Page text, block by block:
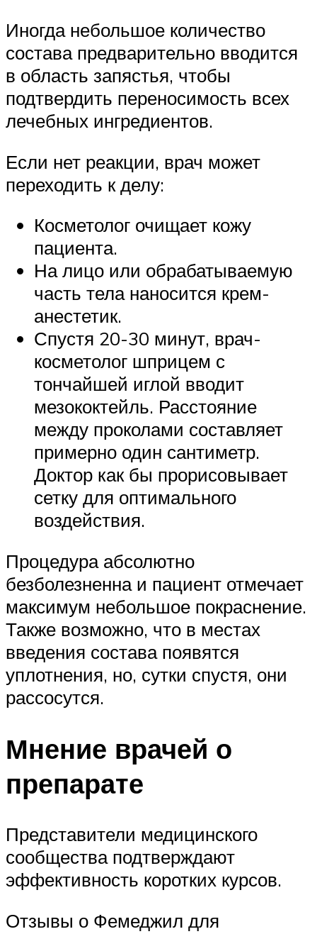
Иногда небольшое количество
состава предварительно вводится
в область запястья, чтобы
подтвердить переносимость всех
лечебных ингредиентов.
Если нет реакции, врач может
переходить к делу:
Косметолог очищает кожу
пациента.
На лицо или обрабатываемую
часть тела наносится крем-
анестетик.
Спустя 20-30 минут, врач-
косметолог шприцем с
тончайшей иглой вводит
мезококтейль. Расстояние
между проколами составляет
примерно один сантиметр.
Доктор как бы прорисовывает
сетку для оптимального
воздействия.
Процедура абсолютно
безболезненна и пациент отмечает
максимум небольшое покраснение.
Также возможно, что в местах
введения состава появятся
уплотнения, но, сутки спустя, они
рассосутся.
Мнение врачей о
препарате
Представители медицинского
сообщества подтверждают
эффективность коротких курсов.
Отзывы о Фемеджил для